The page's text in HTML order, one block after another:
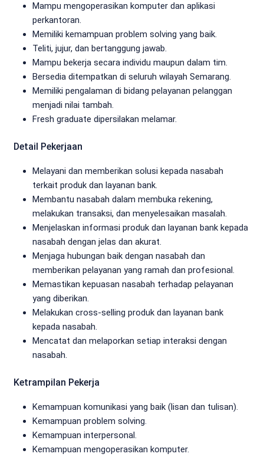
Mampu mengoperasikan komputer dan aplikasi
perkantoran.
Memiliki kemampuan problem solving yang baik.
Teliti, jujur, dan bertanggung jawab.
Mampu bekerja secara individu maupun dalam tim.
Bersedia ditempatkan di seluruh wilayah Semarang.
Memiliki pengalaman di bidang pelayanan pelanggan
menjadi nilai tambah.
Fresh graduate dipersilakan melamar.
Detail Pekerjaan
Melayani dan memberikan solusi kepada nasabah
terkait produk dan layanan bank.
Membantu nasabah dalam membuka rekening,
melakukan transaksi, dan menyelesaikan masalah.
Menjelaskan informasi produk dan layanan bank kepada
nasabah dengan jelas dan akurat.
Menjaga hubungan baik dengan nasabah dan
memberikan pelayanan yang ramah dan profesional.
Memastikan kepuasan nasabah terhadap pelayanan
yang diberikan.
Melakukan cross-selling produk dan layanan bank
kepada nasabah.
Mencatat dan melaporkan setiap interaksi dengan
nasabah.
Ketrampilan Pekerja
Kemampuan komunikasi yang baik (lisan dan tulisan).
Kemampuan problem solving.
Kemampuan interpersonal.
Kemampuan mengoperasikan komputer.